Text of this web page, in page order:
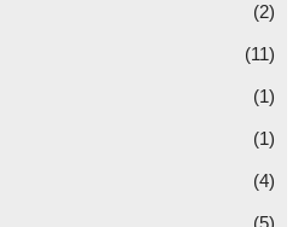
(2)
(11)
(1)
(1)
(4)
(5)